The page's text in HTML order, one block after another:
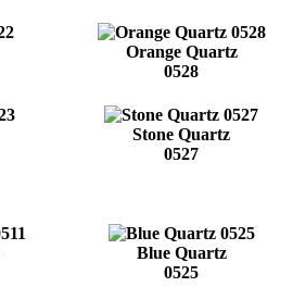
Orange Quartz
0528
Stone Quartz
0527
Blue Quartz
0525